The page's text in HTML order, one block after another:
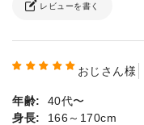
レビューを書く
おじさん様
年齢:
40代〜
身長:
166～170cm